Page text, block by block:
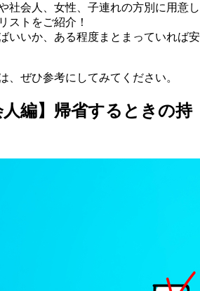
社会人、女性、子連れの方別に用意し
ストをご紹介！
いいか、ある程度まとまっていれば安
、ぜひ参考にしてみてください。
人編】帰省するときの持